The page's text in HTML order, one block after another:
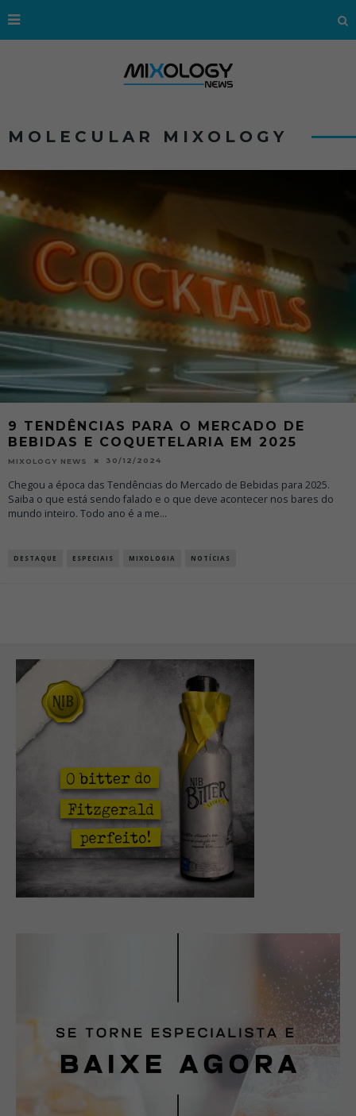
MOLECULAR MIXOLOGY
9 TENDÊNCIAS PARA O MERCADO DE
BEBIDAS E COQUETELARIA EM 2025
MIXOLOGY NEWS 30/12/2024
Chegou a época das Tendências do Mercado de Bebidas para 2025.
Saiba o que está sendo falado e o que deve acontecer nos bares do
mundo inteiro. Todo ano é a me...
DESTAQUE ESPECIAIS MIXOLOGIA NOTÍCIAS